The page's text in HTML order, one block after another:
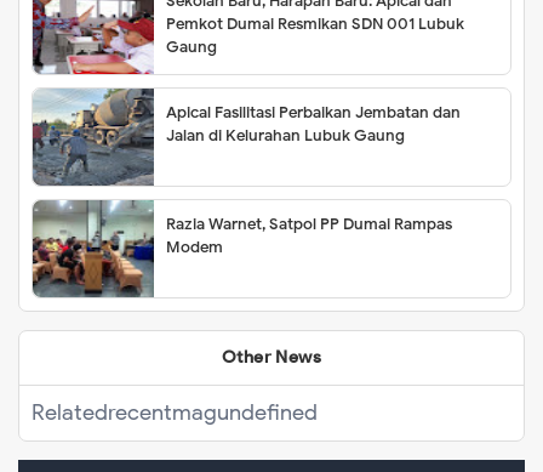
Pemkot Dumai Resmikan SDN 001 Lubuk
Gaung
Apical Fasilitasi Perbaikan Jembatan dan
Jalan di Kelurahan Lubuk Gaung
Razia Warnet, Satpol PP Dumai Rampas
Modem
Other News
Relatedrecentmagundefined